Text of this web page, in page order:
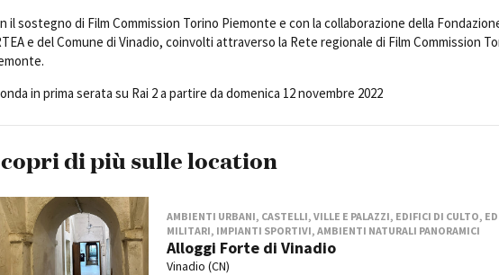
il sostegno di Film Commission Torino Piemonte e con la collaborazione della
e del Comune di Vinadio, coinvolti attraverso la Rete regionale di Film Commission
in prima serata su Rai 2 a partire da domenica 12 novembre 2022
di più sulle location
AMBIENTI URBANI, CASTELLI, VILLE E PALAZZI, EDIFICI DI CULTO,
MILITARI, IMPIANTI SPORTIVI, AMBIENTI NATURALI PANORAMICI
Alloggi Forte di Vinadio
Vinadio (CN)